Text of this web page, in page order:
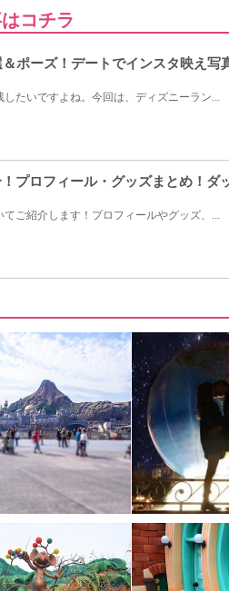
コチラ
ポーズ！デートでインスタ映え写
たいですよね。今回は、ディズニーラン...
プロフィール・グッズまとめ！ダ
ご紹介します！プロフィールやグッズ、...